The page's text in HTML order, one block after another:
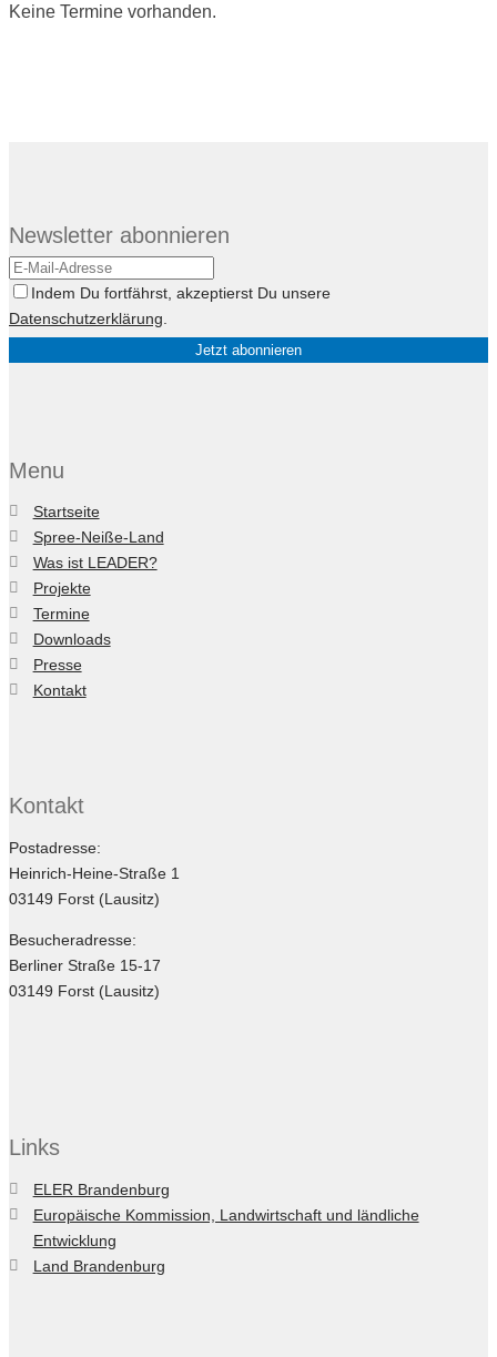
Keine Termine vorhanden.
Newsletter abonnieren
Indem Du fortfährst, akzeptierst Du unsere
Datenschutzerklärung.
Menu
Startseite
Spree-Neiße-Land
Was ist LEADER?
Projekte
Termine
Downloads
Presse
Kontakt
Kontakt
Postadresse:
Heinrich-Heine-Straße 1
03149 Forst (Lausitz)
Besucheradresse:
Berliner Straße 15-17
03149 Forst (Lausitz)
Links
ELER Brandenburg
Europäische Kommission, Landwirtschaft und ländliche
Entwicklung
Land Brandenburg